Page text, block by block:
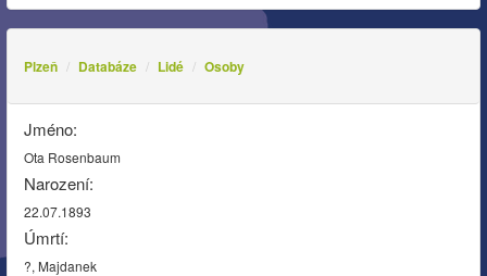
Plzeň Databáze Lidé Osoby
Jméno:
Ota Rosenbaum
Narození:
22.07.1893
Úmrtí:
?, Majdanek